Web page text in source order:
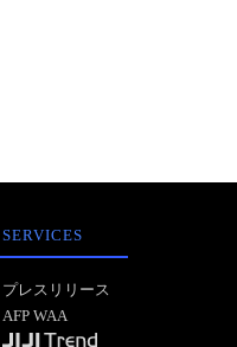
SERVICES
プレスリリース
AFP WAA